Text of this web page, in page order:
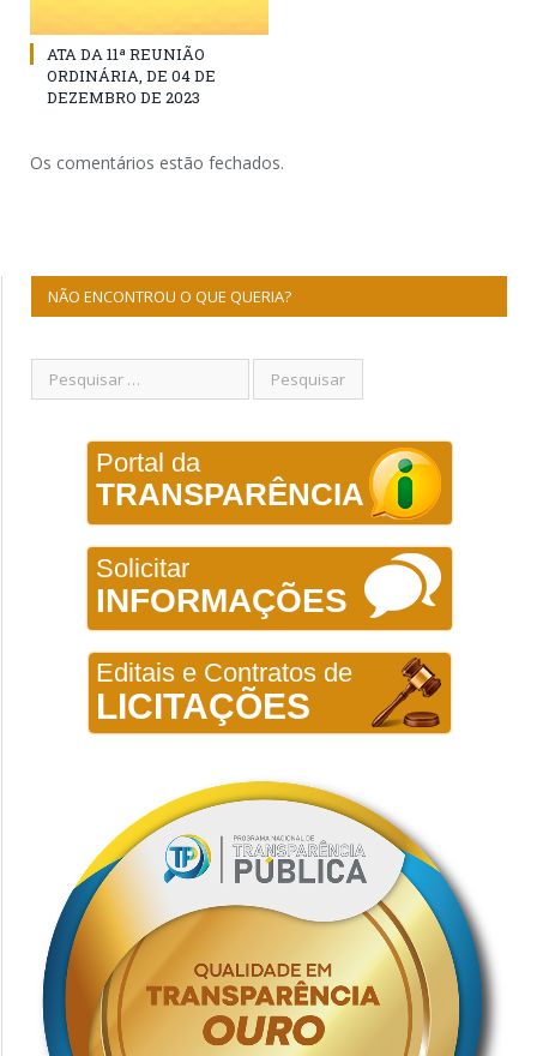
ATA DA 11ª REUNIÃO
ORDINÁRIA, DE 04 DE
DEZEMBRO DE 2023
Os comentários estão fechados.
NÃO ENCONTROU O QUE QUERIA?
Portal da
TRANSPARÊNCIA
Solicitar
INFORMAÇÕES
Editais e Contratos de
LICITAÇÕES